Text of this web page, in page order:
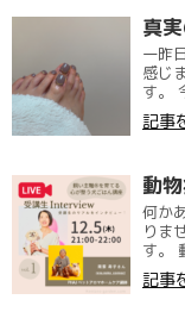
真
一昨
感じ
す。
記事
動
何か
りま
す。
記事